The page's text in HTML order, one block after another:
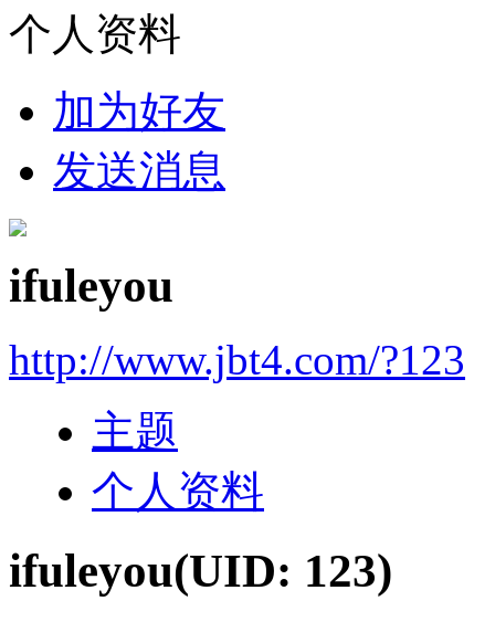
个人资料
加为好友
发送消息
ifuleyou
http://www.jbt4.com/?123
主题
个人资料
ifuleyou(UID: 123)